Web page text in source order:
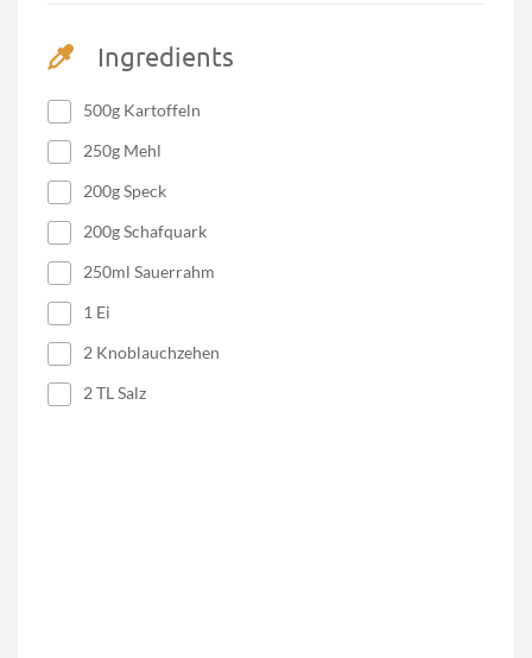
Ingredients
500g Kartoffeln
250g Mehl
200g Speck
200g Schafquark
250ml Sauerrahm
1 Ei
2 Knoblauchzehen
2 TL Salz